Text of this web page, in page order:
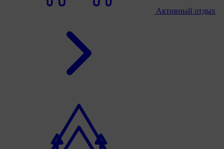
Активный отдых